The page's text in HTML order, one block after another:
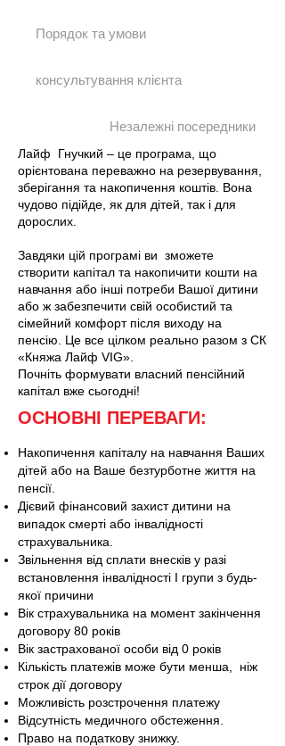
Порядок та умови
консультування клієнта
Незалежні посередники
Лайф Гнучкий – це програма, що
орієнтована переважно на резервування,
зберігання та накопичення коштів. Вона
чудово підійде, як для дітей, так і для
дорослих.
Завдяки цій програмі ви зможете
створити капітал та накопичити кошти на
навчання або інші потреби Вашої дитини
або ж забезпечити свій особистий та
сімейний комфорт після виходу на
пенсію. Це все цілком реально разом з СК
«Княжа Лайф VIG».
Почніть формувати власний пенсійний
капітал вже сьогодні!
ОСНОВНІ ПЕРЕВАГИ:
Накопичення капіталу на навчання Ваших
дітей або на Ваше безтурботне життя на
пенсії.
Дієвий фінансовий захист дитини на
випадок смерті або інвалідності
страхувальника.
Звільнення від сплати внесків у разі
встановлення інвалідності І групи з будь-
якої причини
Вік страхувальника на момент закінчення
договору 80 років
Вік застрахованої особи від 0 років
Кількість платежів може бути менша, ніж
строк дії договору
Можливість розстрочення платежу
Відсутність медичного обстеження.
Право на податкову знижку.